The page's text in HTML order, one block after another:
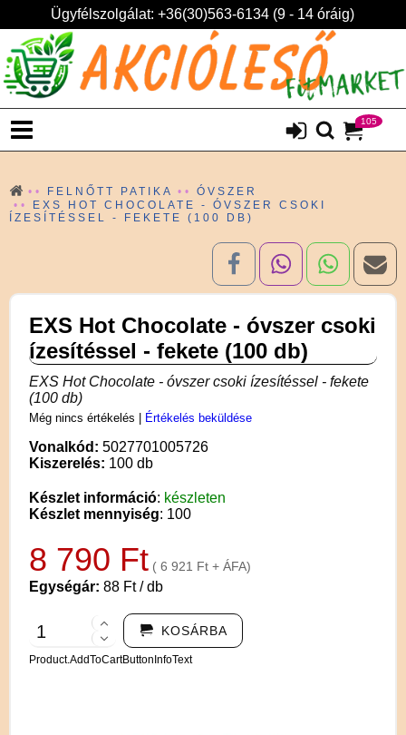
Ügyfélszolgálat: +36(30)563-6134 (9 - 14 óráig)
105
FELNŐTT PATIKA
ÓVSZER
EXS HOT CHOCOLATE - ÓVSZER CSOKI
ÍZESÍTÉSSEL - FEKETE (100 DB)
EXS Hot Chocolate - óvszer csoki
ízesítéssel - fekete (100 db)
EXS Hot Chocolate - óvszer csoki ízesítéssel - fekete
(100 db)
Még nincs értékelés Értékelés beküldése
Vonalkód: 5027701005726
Kiszerelés: 100 db
Készlet információ: készleten
Készlet mennyiség: 100
8 790 Ft ( 6 921 Ft + ÁFA)
Egységár: 88 Ft / db
KOSÁRBA
Product.AddToCartButtonInfoText